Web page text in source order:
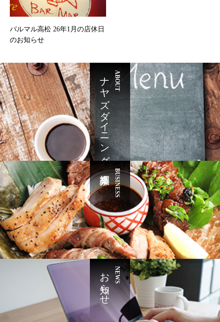
バルマル高松 26年1月の店休日
のお知らせ
ABOUT
ナヤズダイニング
BUSINESS
NEWS
お知らせ